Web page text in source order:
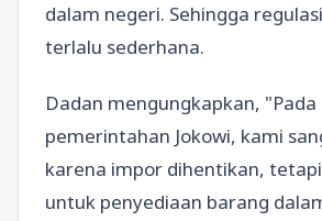
dalam negeri. Sehingga
terlalu sederhana.
Dadan mengungkapkan, "Pada
pemerintahan Jokowi, kami
karena impor dihentikan,
untuk penyediaan barang